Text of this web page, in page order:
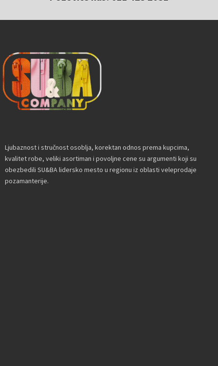
Ljubaznost i stručnost osoblja, korektan odnos prema kupcima,
kvalitet robe, veliki asortiman i povoljne cene su argumenti koji su
obezbedili SU&BA lidersko mesto u regionu iz oblasti veleprodaje
pozamanterije.